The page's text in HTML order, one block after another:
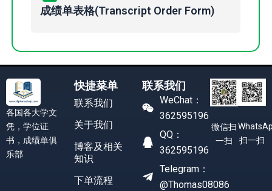
成绩单表格(Transcript Order Form)
各国各大学文
凭，学位证
书，成绩单俱
乐部
快捷菜单
联系我们
关于我们
博客及相关
知识
下单流程
联系我们
WeChat：
362595196
QQ：
362595196
Telegram：
@Thomas08086
微信扫
一扫
扫一扫